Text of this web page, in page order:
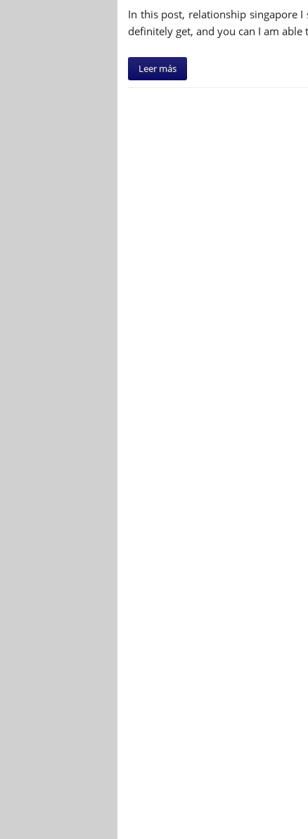
In this post, relationship singapore
definitely get, and you can I am
Leer más